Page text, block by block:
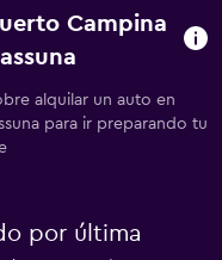
Campina
alquilar un auto en
para ir preparando tu
por última